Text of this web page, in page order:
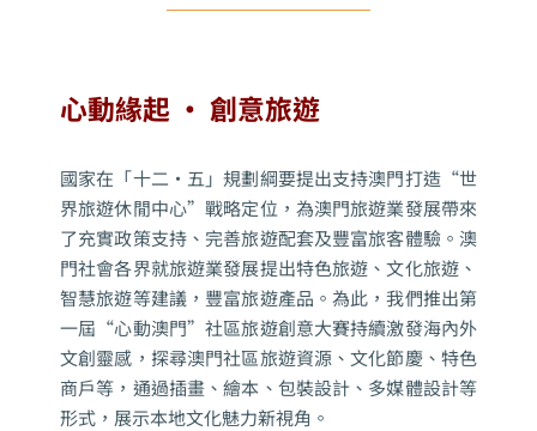
心動緣起 ‧ 創意旅遊
國家在「十二‧五」規劃綱要提出支持澳門打造“世
界旅遊休閒中心”戰略定位，為澳門旅遊業發展帶來
了充實政策支持、完善旅遊配套及豐富旅客體驗。澳
門社會各界就旅遊業發展提出特色旅遊、文化旅遊、
智慧旅遊等建議，豐富旅遊產品。為此，我們推出第
一屆“心動澳門”社區旅遊創意大賽持續激發海內外
文創靈感，探尋澳門社區旅遊資源、文化節慶、特色
商戶等，通過插畫、繪本、包裝設計、多媒體設計等
形式，展示本地文化魅力新視角。